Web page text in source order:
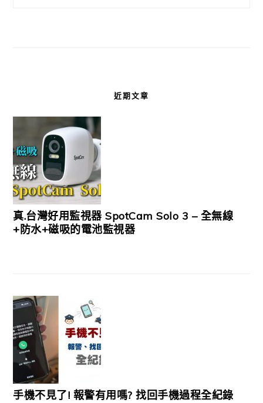
近期文章
真.台灣好用監視器 SpotCam Solo 3 – 全無線
+防水+磁吸的電池監視器
手機不見了! 報警有用嗎? 找回手機過程全紀錄